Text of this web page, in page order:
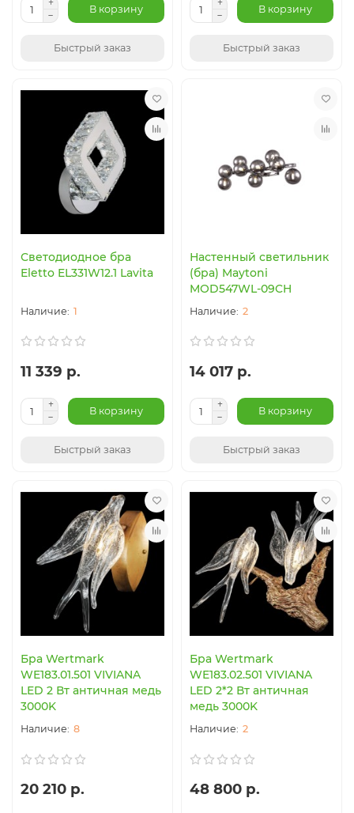
В корзину
Быстрый заказ
В корзину
Быстрый заказ
Светодиодное бра
Eletto EL331W12.1 Lavita
1
11 339 р.
В корзину
Быстрый заказ
Настенный светильник
(бра) Maytoni
MOD547WL-09CH
2
14 017 р.
В корзину
Быстрый заказ
Бра Wertmark
WE183.01.501 VIVIANA
LED 2 Вт античная медь
3000K
8
20 210 р.
Бра Wertmark
WE183.02.501 VIVIANA
LED 2*2 Вт античная
медь 3000K
2
48 800 р.